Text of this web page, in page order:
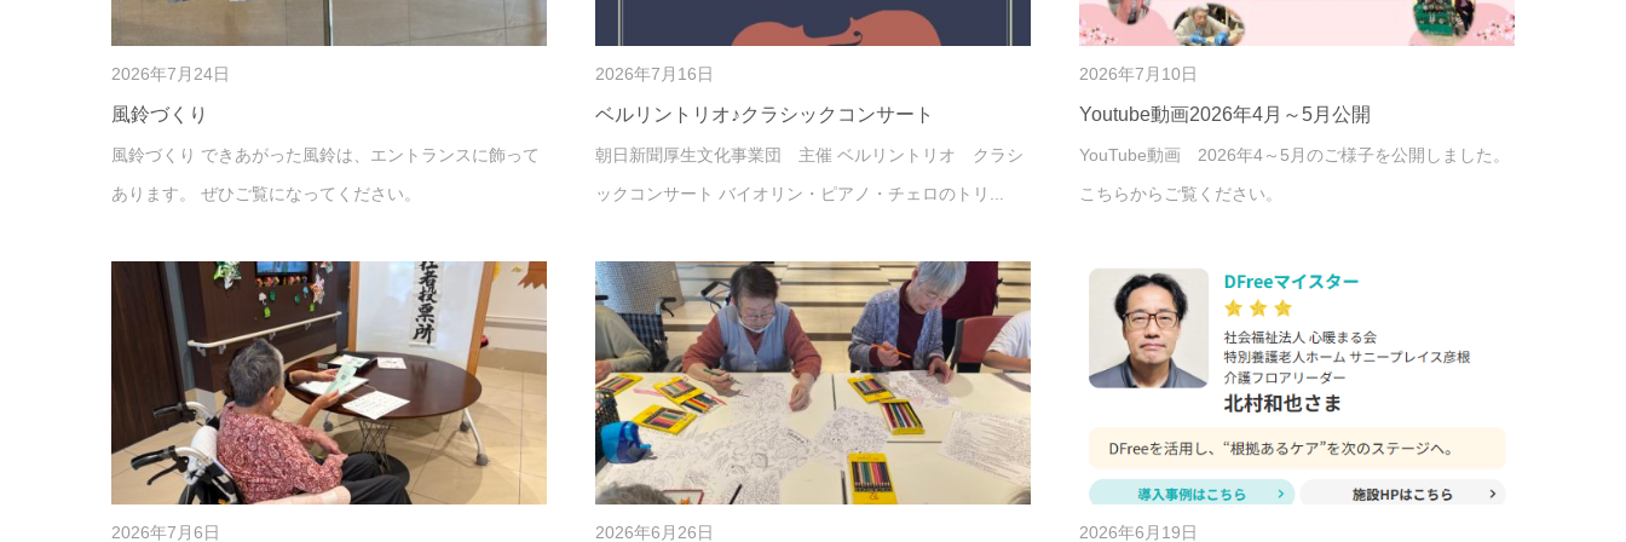
2026年7月24日
風鈴づくり
風鈴づくり できあがった風鈴は、エントランスに飾って
あります。 ぜひご覧になってください。
2026年7月16日
ベルリントリオ♪クラシックコンサート
朝日新聞厚生文化事業団 主催 ベルリントリオ クラシ
ックコンサート バイオリン・ピアノ・チェロのトリ...
2026年7月10日
Youtube動画2026年4月～5月公開
YouTube動画 2026年4～5月のご様子を公開しました。
こちらからご覧ください。
2026年7月6日 2026年6月26日 2026年6月19日